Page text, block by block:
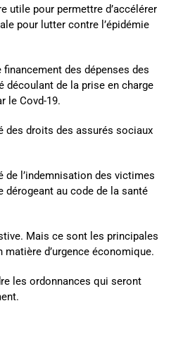
utile pour permettre d’accélérer
pour lutter contre l’épidémie
financement des dépenses des
découlant de la prise en charge
le Covd-19.
des droits des assurés sociaux
de l’indemnisation des victimes
dérogeant au code de la santé
Mais ce sont les principales
d’urgence économique.
les ordonnances qui seront